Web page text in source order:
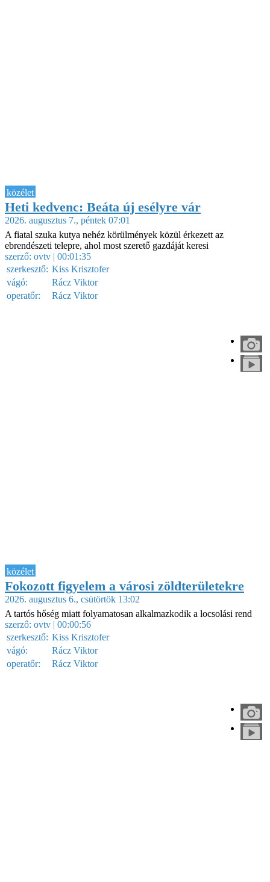
közélet
Heti kedvenc: Beáta új esélyre vár
2026. augusztus 7., péntek 07:01
A fiatal szuka kutya nehéz körülmények közül érkezett az
ebrendészeti telepre, ahol most szerető gazdáját keresi
szerző: ovtv | 00:01:35
szerkesztő: Kiss Krisztofer
vágó:
Rácz Viktor
operatőr:
Rácz Viktor
közélet
Fokozott figyelem a városi zöldterületekre
2026. augusztus 6., csütörtök 13:02
A tartós hőség miatt folyamatosan alkalmazkodik a locsolási rend
szerző: ovtv | 00:00:56
szerkesztő: Kiss Krisztofer
vágó:
Rácz Viktor
operatőr:
Rácz Viktor